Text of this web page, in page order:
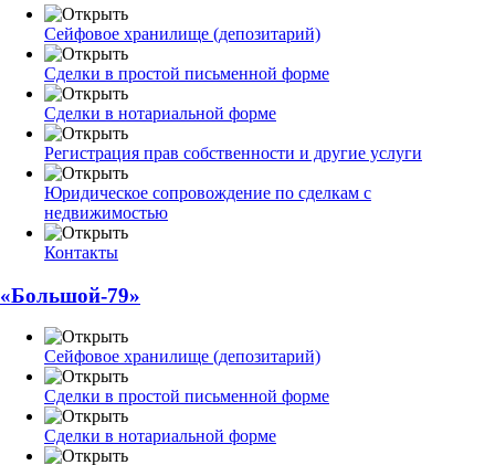
Сейфовое хранилище (депозитарий)
Сделки в простой письменной форме
Сделки в нотариальной форме
Регистрация прав собственности и другие услуги
Юридическое сопровождение по сделкам с
недвижимостью
Контакты
«Большой-79»
Сейфовое хранилище (депозитарий)
Сделки в простой письменной форме
Сделки в нотариальной форме